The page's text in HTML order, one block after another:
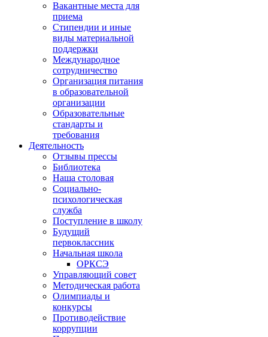
Вакантные места для
приема
Стипендии и иные
виды материальной
поддержки
Международное
сотрудничество
Организация питания
в образовательной
организации
Образовательные
стандарты и
требования
Деятельность
Отзывы прессы
Библиотека
Наша столовая
Социально-
психологическая
служба
Поступление в школу
Будущий
первоклассник
Начальная школа
ОРКСЭ
Управляющий совет
Методическая работа
Олимпиады и
конкурсы
Противодействие
коррупции